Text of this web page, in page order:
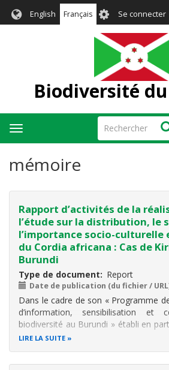
English Français User
account
menu
Se connecter
Biodiversité
Rechercher
Toggle
navigation
mémoire
Rapport d’activités de la
l’étude sur la distribution, le
l’importance socio-culturelle
du Cordia africana : Cas de
Burundi
Type de document Report
Date de publication (du fichier /
Dans le cadre de son « Programme
d’information, sensibilisation et
biodiversité au Burundi » établi en
Royal des Sciences Naturelles de
LIRE LA SUITE